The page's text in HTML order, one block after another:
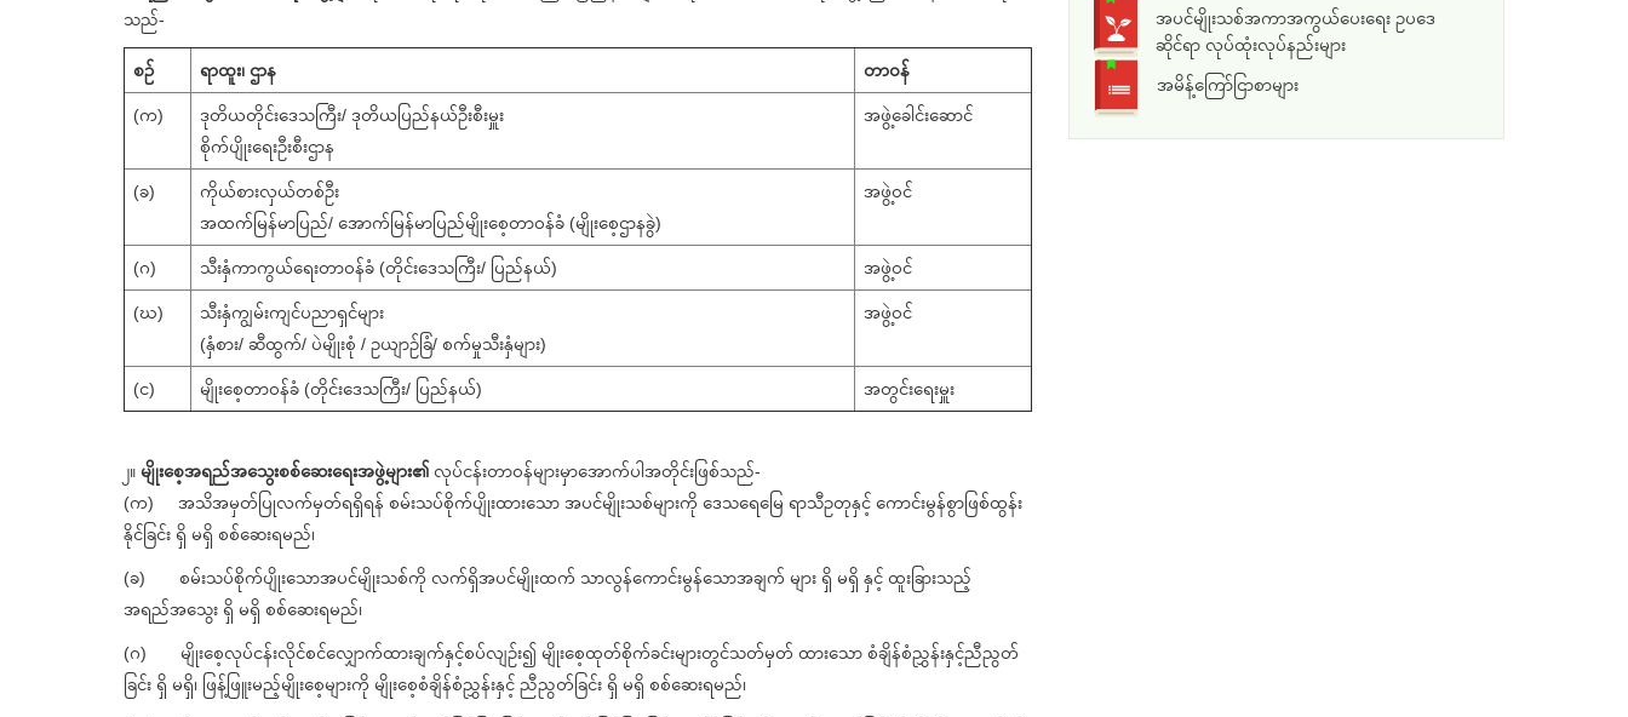
သည်-
စဉ် ရာထူး၊ ဌာန တာဝန်
(က)
ဒုတိယတိုင်းဒေသကြီး/ ဒုတိယပြည်နယ်ဦးစီးမှူး
စိုက်ပျိုးရေးဦးစီးဌာန
အဖွဲ့ခေါင်းဆောင်
(ခ)
ကိုယ်စားလှယ်တစ်ဦး
အထက်မြန်မာပြည်/ အောက်မြန်မာပြည်မျိုးစေ့တာဝန်ခံ (မျိုးစေ့ဌာနခွဲ)
အဖွဲ့ဝင်
(ဂ) သီးနှံကာကွယ်ရေးတာဝန်ခံ (တိုင်းဒေသကြီး/ ပြည်နယ်) အဖွဲ့ဝင်
(ဃ)
သီးနှံကျွမ်းကျင်ပညာရှင်များ
(နှံစား/ ဆီထွက်/ ပဲမျိုးစုံ / ဥယျာဉ်ခြံ/ စက်မှုသီးနှံများ)
အဖွဲ့ဝင်
(င) မျိုးစေ့တာဝန်ခံ (တိုင်းဒေသကြီး/ ပြည်နယ်) အတွင်းရေးမှူး
၂။ မျိုးစေ့အရည်အသွေးစစ်ဆေးရေးအဖွဲ့များ၏ လုပ်ငန်းတာဝန်များမှာအောက်ပါအတိုင်းဖြစ်သည်-
(က) အသိအမှတ်ပြုလက်မှတ်ရရှိရန် စမ်းသပ်စိုက်ပျိုးထားသော အပင်မျိုးသစ်များကို ဒေသရေမြေ ရာသီဥတုနှင့် ကောင်းမွန်စွာဖြစ်ထွန်း
နိုင်ခြင်း ရှိ မရှိ စစ်ဆေးရမည်၊
(ခ) စမ်းသပ်စိုက်ပျိုးသောအပင်မျိုးသစ်ကို လက်ရှိအပင်မျိုးထက် သာလွန်ကောင်းမွန်သောအချက် များ ရှိ မရှိ နှင့် ထူးခြားသည့်
အရည်အသွေး ရှိ မရှိ စစ်ဆေးရမည်၊
(ဂ) မျိုးစေ့လုပ်ငန်းလိုင်စင်လျှောက်ထားချက်နှင့်စပ်လျဉ်း၍ မျိုးစေ့ထုတ်စိုက်ခင်းများတွင်သတ်မှတ် ထားသော စံချိန်စံညွှန်းနှင့်ညီညွတ်
ခြင်း ရှိ မရှိ၊ ဖြန့်ဖြူးမည့်မျိုးစေ့များကို မျိုးစေ့စံချိန်စံညွှန်းနှင့် ညီညွတ်ခြင်း ရှိ မရှိ စစ်ဆေးရမည်၊
အပင်မျိုးသစ်အကာအကွယ်ပေးရေး ဥပဒေ
ဆိုင်ရာ လုပ်ထုံးလုပ်နည်းများ
အမိန့်ကြော်ငြာစာများ